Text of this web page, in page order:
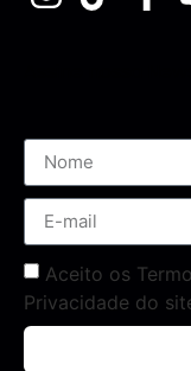
Aceito os
Privacidade do